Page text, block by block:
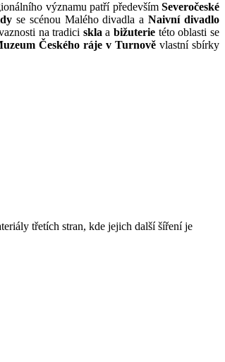
významu patří především Severočeské
se scénou Malého divadla aNaivní divadlo
na tradici skla abižuterie této oblasti se
Českého ráje v Turnově vlastní sbírky
třetích stran, kde jejich další šíření je